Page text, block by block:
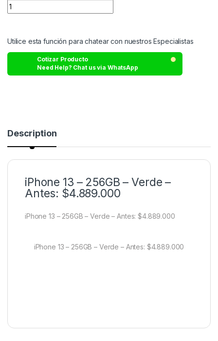
Utilice esta función para chatear con nuestros Especialistas
Cotizar Producto
Need Help? Chat us via WhatsApp
Description
iPhone 13 – 256GB – Verde –
Antes: $4.889.000
iPhone 13 – 256GB – Verde – Antes: $4.889.000
iPhone 13 – 256GB – Verde – Antes: $4.889.000